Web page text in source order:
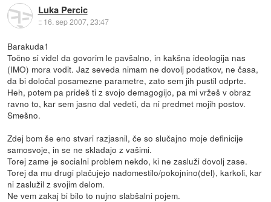
Luka Percic
:: 16. sep 2007, 23:47
Barakuda1
Točno si videl da govorim le pavšalno, in kakšna ideologija nas
(IMO) mora vodit. Jaz seveda nimam ne dovolj podatkov, ne časa,
da bi določal posamezne parametre, zato sem jih pustil odprte.
Heh, potem pa prideš ti z svojo demagogijo, pa mi vržeš v obraz
ravno to, kar sem jasno dal vedeti, da ni predmet mojih postov.
Smešno.
Zdej bom še eno stvari razjasnil, če so slučajno moje definicije
samosvoje, in se ne skladajo z vašimi.
Torej zame je socialni problem nekdo, ki ne zasluži dovolj zase.
Torej da mu drugi plačujejo nadomestilo/pokojnino(del), karkoli, kar
ni zaslužil z svojim delom.
Ne vem zakaj bi bilo to nujno slabšalni pojem.